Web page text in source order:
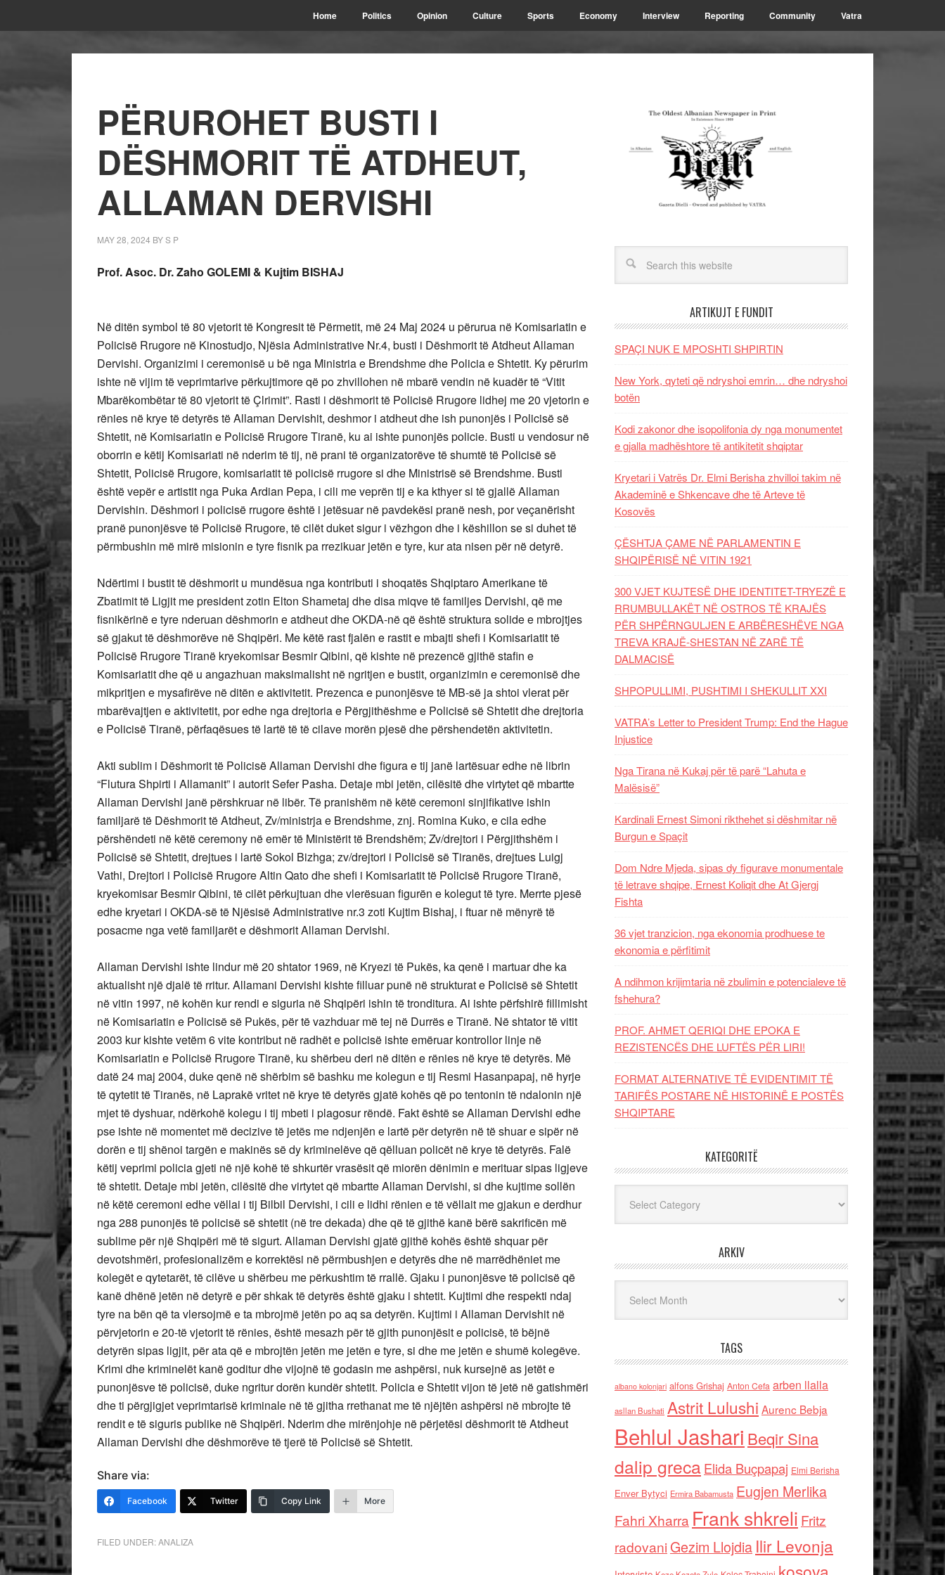
Home Politics Opinion Culture Sports Economy Interview Reporting Community Vatra
PËRUROHET BUSTI I
DËSHMORIT TË ATDHEUT,
ALLAMAN DERVISHI
MAY 28, 2024 BYS P
Prof. Asoc. Dr. Zaho GOLEMI & Kujtim BISHAJ
Në ditën symbol të 80 vjetorit të Kongresit të Përmetit, më 24 Maj 2024 u përurua në Komisariatin e
Policisë Rrugore në Kinostudjo, Njësia Administrative Nr.4, busti i Dëshmorit të Atdheut Allaman
Dervishi. Organizimi i ceremonisë u bë nga Ministria e Brendshme dhe Policia e Shtetit. Ky përurim
ishte në vijim të veprimtarive përkujtimore që po zhvillohen në mbarë vendin në kuadër të “Vitit
Mbarëkombëtar të 80 vjetorit të Çlrimit”. Rasti i dëshmorit të Policisë Rrugore lidhej me 20 vjetorin e
rënies në krye të detyrës të Allaman Dervishit, deshmor i atdheut dhe ish punonjës i Policisë së
Shtetit, në Komisariatin e Policisë Rrugore Tiranë, ku ai ishte punonjës policie. Busti u vendosur në
oborrin e këtij Komisariati në nderim të tij, në prani të organizatorëve të shumtë të Policisë së
Shtetit, Policisë Rrugore, komisariatit të policisë rrugore si dhe Ministrisë së Brendshme. Busti
është vepër e artistit nga Puka Ardian Pepa, i cili me veprën tij e ka kthyer si të gjallë Allaman
Dervishin. Dëshmori i policisë rrugore është i jetësuar në pavdekësi pranë nesh, por veçanërisht
pranë punonjësve të Policisë Rrugore, të cilët duket sigur i vëzhgon dhe i këshillon se si duhet të
përmbushin më mirë misionin e tyre fisnik pa rrezikuar jetën e tyre, kur ata nisen për në detyrë.
Ndërtimi i bustit të dëshmorit u mundësua nga kontributi i shoqatës Shqiptaro Amerikane të
Zbatimit të Ligjit me president zotin Elton Shametaj dhe disa miqve të familjes Dervishi, që me
fisnikërinë e tyre nderuan dëshmorin e atdheut dhe OKDA-në që është struktura solide e mbrojtjes
së gjakut të dëshmorëve në Shqipëri. Me këtë rast fjalën e rastit e mbajti shefi i Komisariatit të
Policisë Rrugore Tiranë kryekomisar Besmir Qibini, që kishte në prezencë gjithë stafin e
Komisariatit dhe që u angazhuan maksimalisht në ngritjen e bustit, organizimin e ceremonisë dhe
mikpritjen e mysafirëve në ditën e aktivitetit. Prezenca e punonjësve të MB-së ja shtoi vlerat për
mbarëvajtjen e aktivitetit, por edhe nga drejtoria e Përgjithëshme e Policisë së Shtetit dhe drejtoria
e Policisë Tiranë, përfaqësues të lartë të të cilave morën pjesë dhe përshendetën aktivitetin.
Akti sublim i Dëshmorit të Policisë Allaman Dervishi dhe figura e tij janë lartësuar edhe në librin
“Flutura Shpirti i Allamanit” i autorit Sefer Pasha. Detaje mbi jetën, cilësitë dhe virtytet që mbartte
Allaman Dervishi janë përshkruar në libër. Të pranishëm në këtë ceremoni sinjifikative ishin
familjarë të Dëshmorit të Atdheut, Zv/ministrja e Brendshme, znj. Romina Kuko, e cila edhe
përshëndeti në këtë ceremony në emër të Ministërit të Brendshëm; Zv/drejtori i Përgjithshëm i
Policisë së Shtetit, drejtues i lartë Sokol Bizhga; zv/drejtori i Policisë së Tiranës, drejtues Luigj
Vathi, Drejtori i Policisë Rrugore Altin Qato dhe shefi i Komisariatit të Policisë Rrugore Tiranë,
kryekomisar Besmir Qibini, të cilët përkujtuan dhe vlerësuan figurën e kolegut të tyre. Merrte pjesë
edhe kryetari i OKDA-së të Njësisë Administrative nr.3 zoti Kujtim Bishaj, i ftuar në mënyrë të
posacme nga vetë familjarët e dëshmorit Allaman Dervishi.
Allaman Dervishi ishte lindur më 20 shtator 1969, në Kryezi të Pukës, ka qenë i martuar dhe ka
aktualisht një djalë të rritur. Allamani Dervishi kishte filluar punë në strukturat e Policisë së Shtetit
në vitin 1997, në kohën kur rendi e siguria në Shqipëri ishin të tronditura. Ai ishte përfshirë fillimisht
në Komisariatin e Policisë së Pukës, për të vazhduar më tej në Durrës e Tiranë. Në shtator të vitit
2003 kur kishte vetëm 6 vite kontribut në radhët e policisë ishte emëruar kontrollor linje në
Komisariatin e Policisë Rrugore Tiranë, ku shërbeu deri në ditën e rënies në krye të detyrës. Më
datë 24 maj 2004, duke qenë në shërbim së bashku me kolegun e tij Resmi Hasanpapaj, në hyrje
të qytetit të Tiranës, në Laprakë vritet në krye të detyrës gjatë kohës që po tentonin të ndalonin një
mjet të dyshuar, ndërkohë kolegu i tij mbeti i plagosur rëndë. Fakt është se Allaman Dervishi edhe
pse ishte në momentet më decizive të jetës me ndjenjën e lartë për detyrën në të shuar e sipër në
dorën e tij shënoi targën e makinës së dy kriminelëve që qëlluan policët në krye të detyrës. Falë
këtij veprimi policia gjeti në një kohë të shkurtër vrasësit që miorën dënimin e merituar sipas ligjeve
të shtetit. Detaje mbi jetën, cilësitë dhe virtytet që mbartte Allaman Dervishi, si dhe kujtime sollën
në këtë ceremoni edhe vëllai i tij Bilbil Dervishi, i cili e lidhi rënien e të vëllait me gjakun e derdhur
nga 288 punonjës të policisë së shtetit (në tre dekada) dhe që të gjithë kanë bërë sakrificën më
sublime për një Shqipëri më të sigurt. Allaman Dervishi gjatë gjithë kohës është shquar për
devotshmëri, profesionalizëm e korrektësi në përmbushjen e detyrës dhe në marrëdhëniet me
kolegët e qytetarët, të cilëve u shërbeu me përkushtim të rrallë. Gjaku i punonjësve të policisë që
kanë dhënë jetën në detyrë e për shkak të detyrës është gjaku i shtetit. Kujtimi dhe respekti ndaj
tyre na bën që ta vlersojmë e ta mbrojmë jetën po aq sa detyrën. Kujtimi i Allaman Dervishit në
përvjetorin e 20-të vjetorit të rënies, është mesazh për të gjith punonjësit e policisë, të bëjnë
detyrën sipas ligjit, për ata që e mbrojtën jetën me jetën e tyre, si dhe me jetën e shumë kolegëve.
Krimi dhe kriminelët kanë goditur dhe vijojnë të godasin me ashpërsi, nuk kursejnë as jetët e
punonjësve të policisë, duke ngritur dorën kundër shtetit. Policia e Shtetit vijon të jetë në gatishmëri
dhe ti përgjigjet veprimtarisë kriminale në të gjitha rrethanat me të njëjtën ashpërsi në mbrojte të
rendit e të siguris publike në Shqipëri. Nderim dhe mirënjohje në përjetësi dëshmorit të Atdheut
Allaman Dervishi dhe dëshmorëve të tjerë të Policisë së Shtetit.
Share via:
Facebook Twitter Copy Link More
FILED UNDER:ANALIZA
ARTIKUJT E FUNDIT
SPAÇI NUK E MPOSHTI SHPIRTIN
New York, qyteti që ndryshoi emrin… dhe ndryshoi
botën
Kodi zakonor dhe isopolifonia dy nga monumentet
e gjalla madhështore të antikitetit shqiptar
Kryetari i Vatrës Dr. Elmi Berisha zhvilloi takim në
Akademinë e Shkencave dhe të Arteve të
Kosovës
ÇËSHTJA ÇAME NË PARLAMENTIN E
SHQIPËRISË NË VITIN 1921
300 VJET KUJTESË DHE IDENTITET-TRYEZË E
RRUMBULLAKËT NË OSTROS TË KRAJËS
PËR SHPËRNGULJEN E ARBËRESHËVE NGA
TREVA KRAJË-SHESTAN NË ZARË TË
DALMACISË
SHPOPULLIMI, PUSHTIMI I SHEKULLIT XXI
VATRA’s Letter to President Trump: End the Hague
Injustice
Nga Tirana në Kukaj për të parë “Lahuta e
Malësisë”
Kardinali Ernest Simoni rikthehet si dëshmitar në
Burgun e Spaçit
Dom Ndre Mjeda, sipas dy figurave monumentale
të letrave shqipe, Ernest Koliqit dhe At Gjergj
Fishta
36 vjet tranzicion, nga ekonomia prodhuese te
ekonomia e përfitimit
A ndihmon krijimtaria në zbulimin e potencialeve të
fshehura?
PROF. AHMET QERIQI DHE EPOKA E
REZISTENCЁS DHE LUFTЁS PЁR LIRI!
FORMAT ALTERNATIVE TË EVIDENTIMIT TË
TARIFËS POSTARE NË HISTORINË E POSTËS
SHQIPTARE
KATEGORITË
ARKIV
TAGS
albano kolonjari alfons Grishaj Anton Cefa arben llalla
asllan Bushati Astrit Lulushi Aurenc Bebja
Behlul Jashari Beqir Sina
dalip grecaElida Buçpapaj Elmi Berisha
Enver Bytyci Ermira Babamusta Eugjen Merlika
Fahri Xharra Frank shkreli Fritz
radovaniGezim Llojdia Ilir Levonja